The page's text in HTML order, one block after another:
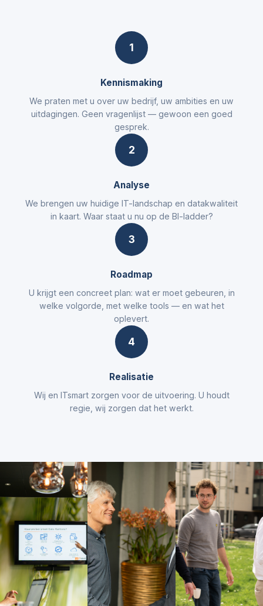
1
Kennismaking
We praten met u over uw bedrijf, uw ambities en uw
uitdagingen. Geen vragenlijst — gewoon een goed
gesprek.
2
Analyse
We brengen uw huidige IT-landschap en datakwaliteit
in kaart. Waar staat u nu op de BI-ladder?
3
Roadmap
U krijgt een concreet plan: wat er moet gebeuren, in
welke volgorde, met welke tools — en wat het
oplevert.
4
Realisatie
Wij en ITsmart zorgen voor de uitvoering. U houdt
regie, wij zorgen dat het werkt.